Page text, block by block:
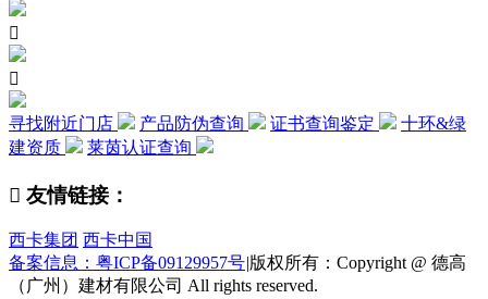


寻找附近门店 产品防伪查询 证书查询鉴定
十环&绿
建资质
莱茵认证查询
 友情链接：
西卡集团 西卡中国
备案信息：粤ICP备09129957号|版权所有：Copyright @ 德高
（广州）建材有限公司 All rights reserved.